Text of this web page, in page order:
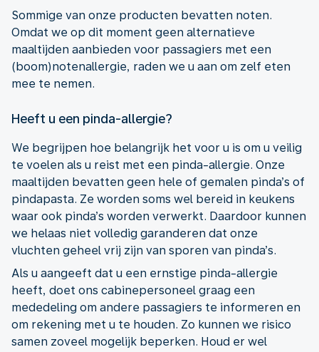
Sommige van onze producten bevatten noten.
Omdat we op dit moment geen alternatieve
maaltijden aanbieden voor passagiers met een
(boom)notenallergie, raden we u aan om zelf eten
mee te nemen.
Heeft u een pinda-allergie?
We begrijpen hoe belangrijk het voor u is om u veilig
te voelen als u reist met een pinda-allergie. Onze
maaltijden bevatten geen hele of gemalen pinda’s of
pindapasta. Ze worden soms wel bereid in keukens
waar ook pinda’s worden verwerkt. Daardoor kunnen
we helaas niet volledig garanderen dat onze
vluchten geheel vrij zijn van sporen van pinda’s.
Als u aangeeft dat u een ernstige pinda-allergie
heeft, doet ons cabinepersoneel graag een
mededeling om andere passagiers te informeren en
om rekening met u te houden. Zo kunnen we risico
samen zoveel mogelijk beperken. Houd er wel